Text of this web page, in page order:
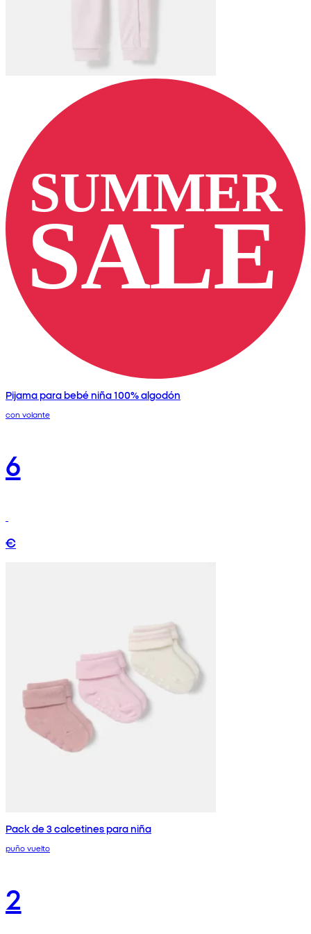
Pijama para bebé niña 100% algodón
con volante
6
€
Pack de 3 calcetines para niña
puño vuelto
2